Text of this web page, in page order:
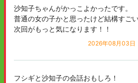
沙知子ちゃんがかっこよかったです。
普通の女の子かと思ったけど結構すご
次回がもっと気になります！！
2026年08月03日
フシギと沙知子の会話おもしろ！